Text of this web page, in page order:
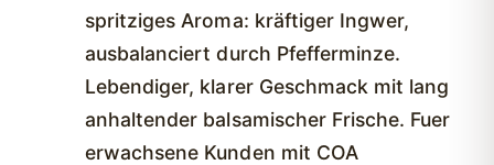
spritziges Aroma: kräftiger Ingwer,
ausbalanciert durch Pfefferminze.
Lebendiger, klarer Geschmack mit lang
anhaltender balsamischer Frische. Fuer
erwachsene Kunden mit COA